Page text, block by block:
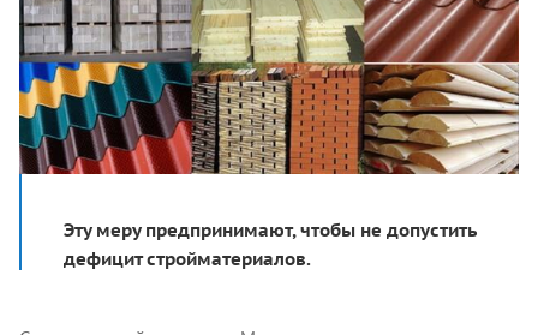
Эту меру предпринимают, чтобы не допустить
дефицит стройматериалов.